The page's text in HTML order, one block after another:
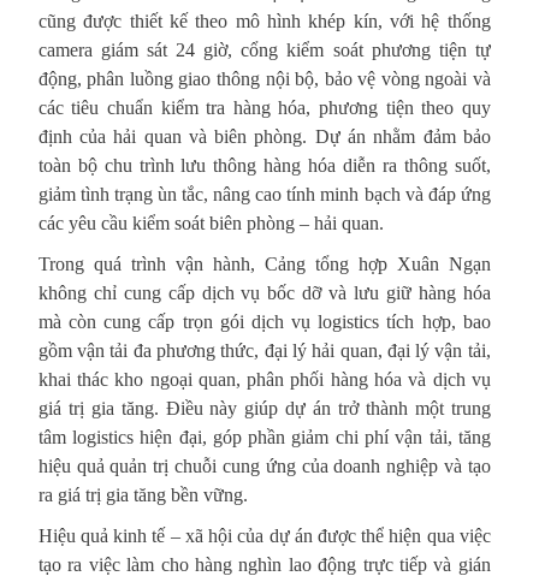
cũng được thiết kế theo mô hình khép kín, với hệ thống
camera giám sát 24 giờ, cổng kiểm soát phương tiện tự
động, phân luồng giao thông nội bộ, bảo vệ vòng ngoài và
các tiêu chuẩn kiểm tra hàng hóa, phương tiện theo quy
định của hải quan và biên phòng. Dự án nhằm đảm bảo
toàn bộ chu trình lưu thông hàng hóa diễn ra thông suốt,
giảm tình trạng ùn tắc, nâng cao tính minh bạch và đáp ứng
các yêu cầu kiểm soát biên phòng – hải quan.
Trong quá trình vận hành, Cảng tổng hợp Xuân Ngạn
không chỉ cung cấp dịch vụ bốc dỡ và lưu giữ hàng hóa
mà còn cung cấp trọn gói dịch vụ logistics tích hợp, bao
gồm vận tải đa phương thức, đại lý hải quan, đại lý vận tải,
khai thác kho ngoại quan, phân phối hàng hóa và dịch vụ
giá trị gia tăng. Điều này giúp dự án trở thành một trung
tâm logistics hiện đại, góp phần giảm chi phí vận tải, tăng
hiệu quả quản trị chuỗi cung ứng của doanh nghiệp và tạo
ra giá trị gia tăng bền vững.
Hiệu quả kinh tế – xã hội của dự án được thể hiện qua việc
tạo ra việc làm cho hàng nghìn lao động trực tiếp và gián